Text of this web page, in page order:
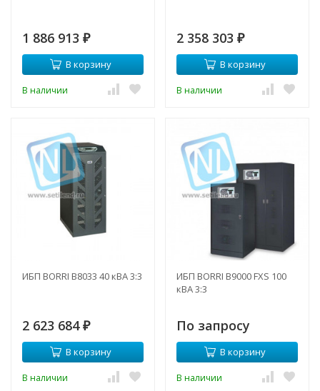
1 886 913 ₽
В корзину
В наличии
2 358 303 ₽
В корзину
В наличии
ИБП BORRI B8033 40 кВА 3:3
2 623 684 ₽
В корзину
В наличии
ИБП BORRI B9000 FXS 100
кВА 3:3
По запросу
В корзину
В наличии